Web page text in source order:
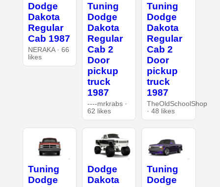
Dodge
Dakota
Regular
Cab 1987
NERAKA · 66
likes
Tuning
Dodge
Dakota
Regular
Cab 2
Door
pickup
truck
1987
----mrkrabs ·
62 likes
Tuning
Dodge
Dakota
Regular
Cab 2
Door
pickup
truck
1987
TheOldSchoolShop
· 48 likes
Tuning
Dodge
Dodge
Dakota
Tuning
Dodge